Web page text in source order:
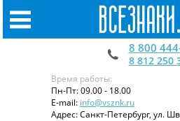
8 800
8 812 250
Время работы:
Пн-Пт: 09.00 - 18.00
E-mail: info@vsznk.ru
Адрес: Санкт-Петербург, ул.